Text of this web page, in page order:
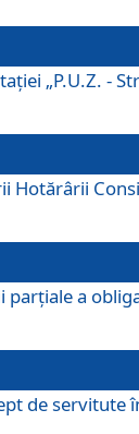
„P.U.Z. -
Hotărârii
a
de servitute